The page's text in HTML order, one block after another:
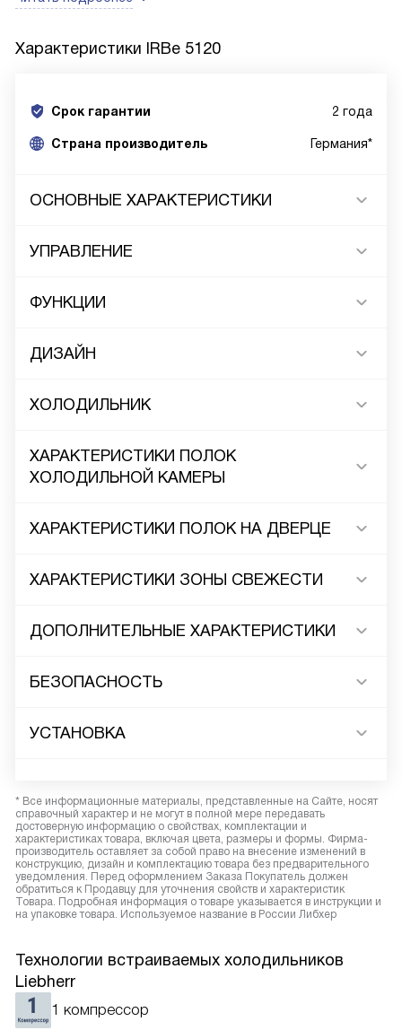
Характеристики IRBe 5120
Срок гарантии 2 года
Cтрана производитель Германия*
ОСНОВНЫЕ ХАРАКТЕРИСТИКИ
УПРАВЛЕНИЕ
ФУНКЦИИ
ДИЗАЙН
ХОЛОДИЛЬНИК
ХАРАКТЕРИСТИКИ ПОЛОК
ХОЛОДИЛЬНОЙ КАМЕРЫ
ХАРАКТЕРИСТИКИ ПОЛОК НА ДВЕРЦЕ
ХАРАКТЕРИСТИКИ ЗОНЫ СВЕЖЕСТИ
ДОПОЛНИТЕЛЬНЫЕ ХАРАКТЕРИСТИКИ
БЕЗОПАСНОСТЬ
УСТАНОВКА
* Все информационные материалы, представленные на Сайте, носят
справочный характер и не могут в полной мере передавать
достоверную информацию о свойствах, комплектации и
характеристиках товара, включая цвета, размеры и формы. Фирма-
производитель оставляет за собой право на внесение изменений в
конструкцию, дизайн и комплектацию товара без предварительного
уведомления. Перед оформлением Заказа Покупатель должен
обратиться к Продавцу для уточнения свойств и характеристик
Товара. Подробная информация о товаре указывается в инструкции и
на упаковке товара. Используемое название в России Либхер
Технологии встраиваемых холодильников
Liebherr
1 компрессор